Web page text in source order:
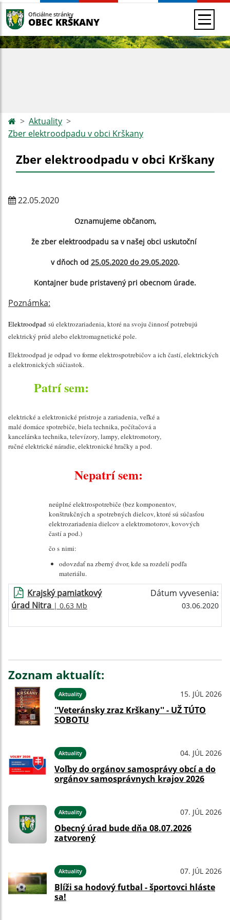
Oficiálne stránky
OBEC KRŠKANY
Aktuality
Zber elektroodpadu v obci Krškany
Zber elektroodpadu v obci Krškany
22.05.2020
Oznamujeme občanom,
že zber elektroodpadu sa v našej obci uskutoční
v dňoch od 25.05.2020 do 29.05.2020.
Kontajner bude pristavený pri obecnom úrade.
Poznámka:
Elektroodpad sú elektrozariadenia, ktoré na svoju činnosť potrebujú
elektrický prúd alebo elektromagnetické pole.
Elektroodpad je odpad vo forme elektrospotrebičov a ich častí, elektrických
a elektronických súčiastok.
Patrí sem:
elektrické a elektronické prístroje a zariadenia, veľké a
malé domáce spotrebiče, biela technika, počítačová a
kancelárska technika, televízory, lampy, elektromotory,
ručné elektrické náradie, elektronické hračky a pod.
Nepatrí sem:
neúplné elektrospotrebiče (bez komponentov,
konštrukčných a spotrebných dielcov, ktoré sú súčasťou
elektrozariadenia dielcov a elektromotorov, kovových
častí a pod.)
čo s nimi:
odovzdať na zberný dvor, kde sa rozdelí podľa
materiálu.
Krajský pamiatkový
úrad Nitra | 0.63 Mb
Dátum vyvesenia:
03.06.2020
Zoznam aktualít:
Aktuality 15. JÚL 2026
''Veteránsky zraz Krškany'' - UŽ TÚTO
SOBOTU
Aktuality 04. JÚL 2026
Voľby do orgánov samosprávy obcí a do
orgánov samosprávnych krajov 2026
Aktuality 07. JÚL 2026
Obecný úrad bude dňa 08.07.2026
zatvorený
Aktuality 07. JÚL 2026
Blíži sa hodový futbal - športovci hláste
sa!